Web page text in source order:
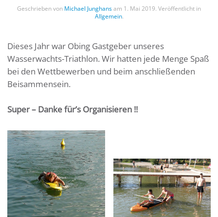
Geschrieben von Michael Junghansam 1. Mai 2019. Veröffentlicht in
Allgemein.
Dieses Jahr war Obing Gastgeber unseres
Wasserwachts-Triathlon. Wir hatten jede Menge Spaß
bei den Wettbewerben und beim anschließenden
Beisammensein.
Super – Danke für’s Organisieren !!